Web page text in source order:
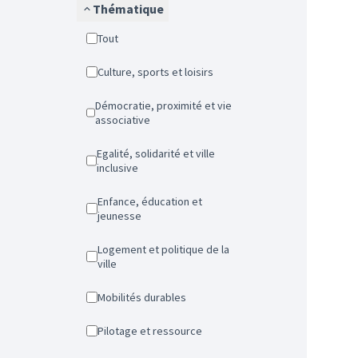
Thématique
Tout
Culture, sports et loisirs
Démocratie, proximité et vie
associative
Egalité, solidarité et ville
inclusive
Enfance, éducation et
jeunesse
Logement et politique de la
ville
Mobilités durables
Pilotage et ressource